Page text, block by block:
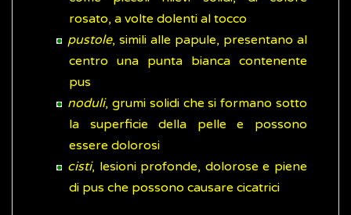
rosato, a volte dolenti al tocco
pustole, simili alle papule, presentano al
centro una punta bianca contenente
pus
noduli, grumi solidi che si formano sotto
la superficie della pelle e possono
essere dolorosi
cisti, lesioni profonde, dolorose e piene
di pus che possono causare cicatrici